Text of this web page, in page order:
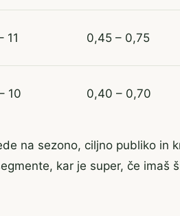
11 0,45 – 0,75
10 0,40 – 0,70
na sezono, ciljno publiko in
kar je super, če imaš